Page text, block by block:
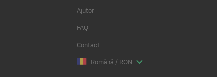
Ajutor
FAQ
Contact
Română / RON